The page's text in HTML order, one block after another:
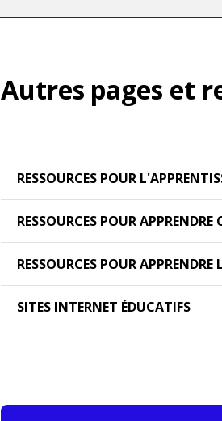
Autres pages et
RESSOURCES POUR
RESSOURCES POUR APPRENDRE
RESSOURCES POUR
SITES INTERNET ÉDUCATIFS